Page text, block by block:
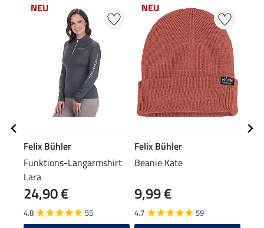
NEU
Felix Bühler
Funktions-Langarmshirt
Lara
24,90 €
4.8 55
NEU
Felix Bühler
Beanie Kate
9,99 €
4.7 59